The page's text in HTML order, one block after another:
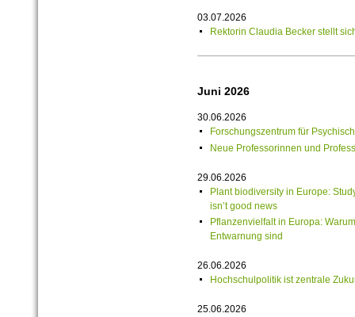
03.07.2026
Rektorin Claudia Becker stellt
Juni 2026
30.06.2026
Forschungszentrum für
Neue Professorinnen und
29.06.2026
Plant biodiversity in Europe:
isn’t good news
Pflanzenvielfalt in Europa:
Entwarnung sind
26.06.2026
Hochschulpolitik ist zentrale
25.06.2026